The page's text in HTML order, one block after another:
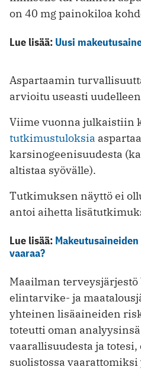
on 40 mg painokiloa
Lue lisää: Uusi
Aspartaamin
arvioitu useasti
Viime vuonna julkaistiin
tutkimustuloksia
karsinogeenisuudesta
altistaa syövälle).
Tutkimuksen näyttö ei
antoi aihetta
Lue lisää:
vaaraa?
Maailman terveysjärjestö
elintarvike- ja
yhteinen lisäaineiden
toteutti oman
vaarallisuudesta ja
suolistossa